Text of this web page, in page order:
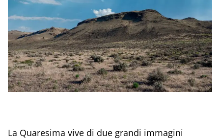
La Quaresima vive di due grandi immagini